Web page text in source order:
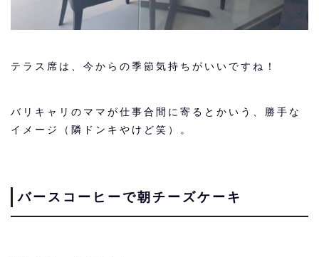
テラス席は、今からの季節気持ちがいいですね！
バリキャリのママが仕事合間に寄るとかいう、勝手な
イメージ（隣ドンキやけど笑）。
バースコーヒーで朝チーズケーキ